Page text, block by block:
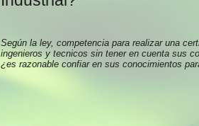
Según la ley, competencia para realizar una
ingenieros y tecnicos sin tener en cuenta sus
¿es razonable confiar en sus conocimientos